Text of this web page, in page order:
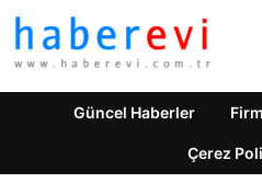
Güncel Haberler
Çerez